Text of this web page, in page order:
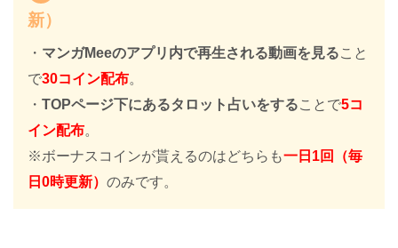
新）
・ マンガMeeのアプリ内で再生される動画を見ること
で30コイン配布。
・ TOPページ下にあるタロット占いをすることで5コ
イン配布。
※ボーナスコインが貰えるのはどちらも一日1回（毎
日0時更新） のみです。